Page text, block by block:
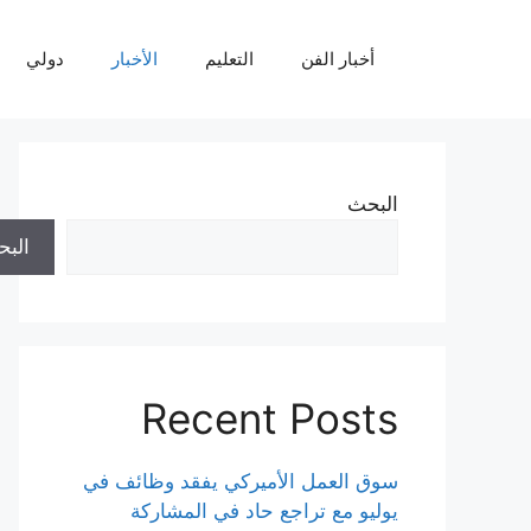
أخبار الفن التعليم الأخبار دولي
البحث
Recent Posts
سوق العمل الأميركي يفقد وظائف في
يوليو مع تراجع حاد في المشاركة